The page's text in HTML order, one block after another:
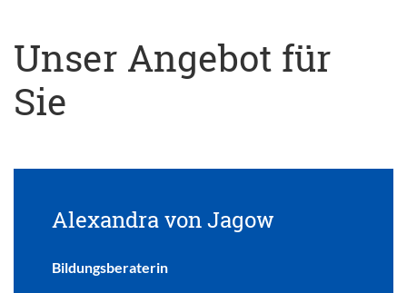
Unser Angebot für
Sie
Alexandra von Jagow
Bildungsberaterin